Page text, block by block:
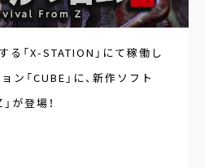
「X-STATION」にて稼働し
ン「CUBE」に、新作ソフト
が登場！